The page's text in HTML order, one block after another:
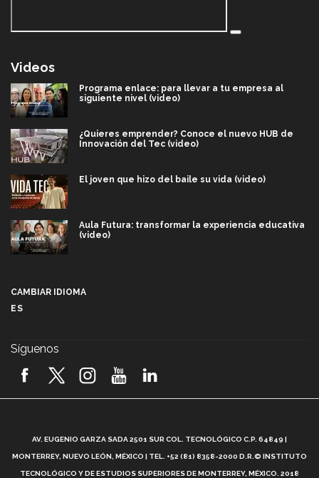
Videos
Programa enlace: para llevar a tu empresa al
siguiente nivel (video)
¿Quieres emprender? Conoce el nuevo HUB de
Innovación del Tec (video)
El joven que hizo del baile su vida (video)
Aula Futura: transformar la experiencia educativa
(video)
2026! (video)
¿Cómo es el Modelo Educativo Tec? (video)
CAMBIAR IDIOMA
ES
Síguenos
AV. EUGENIO GARZA SADA 2501 SUR COL. TECNOLÓGICO C.P. 64849 |
MONTERREY, NUEVO LEÓN, MÉXICO | TEL. +52 (81) 8358-2000 D.R.© INSTITUTO
TECNOLÓGICO Y DE ESTUDIOS SUPERIORES DE MONTERREY, MÉXICO. 2018